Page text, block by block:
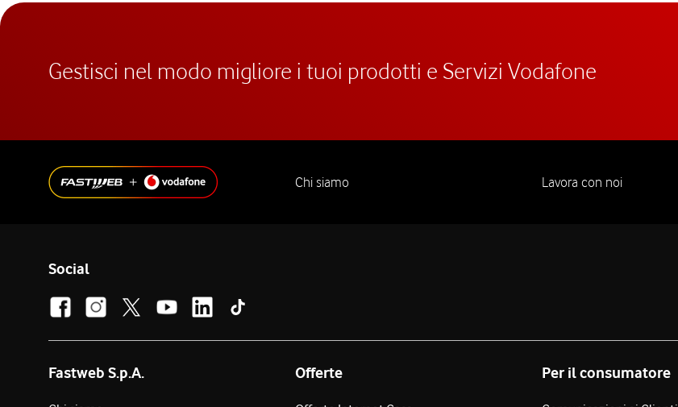
Gestisci nel modo migliore i tuoi prodotti e Servizi Vodafone
Chi siamo Lavora con noi
Social
Fastweb S.p.A. Offerte Per il consumatore